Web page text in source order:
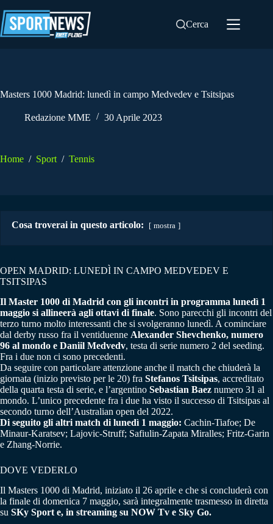
al
contenuto
Cerca
Masters 1000 Madrid: lunedì in campo Medvedev e Tsitsipas
Redazione MME 30 Aprile 2023
Home / Sport / Tennis
Cosa troverai in questo articolo: mostra
OPEN MADRID: LUNEDÌ IN CAMPO MEDVEDEV E
TSITSIPAS
Il Master 1000 di Madrid con gli incontri in programma lunedì 1
maggio si allineerà agli ottavi di finale. Sono parecchi gli incontri del
terzo turno molto interessanti che si svolgeranno lunedì. A cominciare
dal derby russo fra il ventiduenne Alexander Shevchenko, numero
96 al mondo e Daniil Medvedv, testa di serie numero 2 del seeding.
Fra i due non ci sono precedenti.
Da seguire con particolare attenzione anche il match che chiuderà la
giornata (inizio previsto per le 20) fra Stefanos Tsitsipas, accreditato
della quarta testa di serie, e l’argentino Sebastian Baez numero 31 al
mondo. L’unico precedente fra i due ha visto il successo di Tsitsipas al
secondo turno dell’Australian open del 2022.
Di seguito gli altri match di lunedì 1 maggio: Cachin-Tiafoe; De
Minaur-Karatsev; Lajovic-Struff; Safiulin-Zapata Miralles; Fritz-Garin
e Zhang-Norrie.
DOVE VEDERLO
Il Masters 1000 di Madrid, iniziato il 26 aprile e che si concluderà con
la finale di domenica 7 maggio, sarà integralmente trasmesso in diretta
su SKy Sport e, in streaming su NOW Tv e Sky Go.